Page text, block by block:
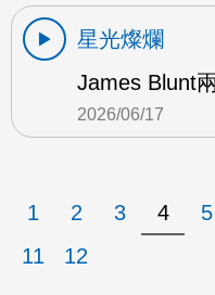
星光燦爛
James Blunt
2026/06/17
1 2 3 4 5
11
12